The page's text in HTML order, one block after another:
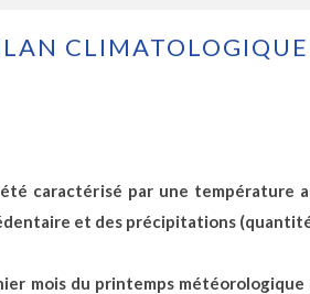
caractérisé par une température
et des précipitations
mois du printemps